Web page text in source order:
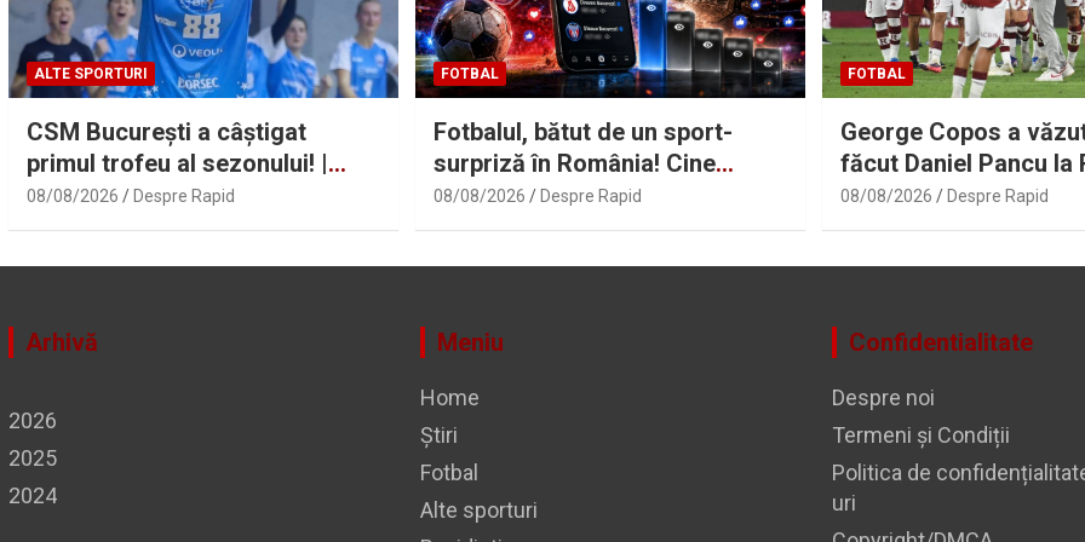
ALTE SPORTURI
CSM București a câștigat
primul trofeu al sezonului! |
Sport.ro
08/08/2026 Despre Rapid
FOTBAL
Fotbalul, bătut de un sport-
surpriză în România! Cine
conduce într-un top al celor mai
vizualizate reel-uri pe
08/08/2026 Despre Rapid
FOTBAL
George Copos a
făcut Daniel Pancu la
dat verdictul despre
08/08/2026 Despre Rapid
Arhivă
2026
2025
2024
Meniu
Home
Știri
Fotbal
Alte sporturi
Confidentialitate
Despre noi
Termeni și Condiții
Politica de
uri